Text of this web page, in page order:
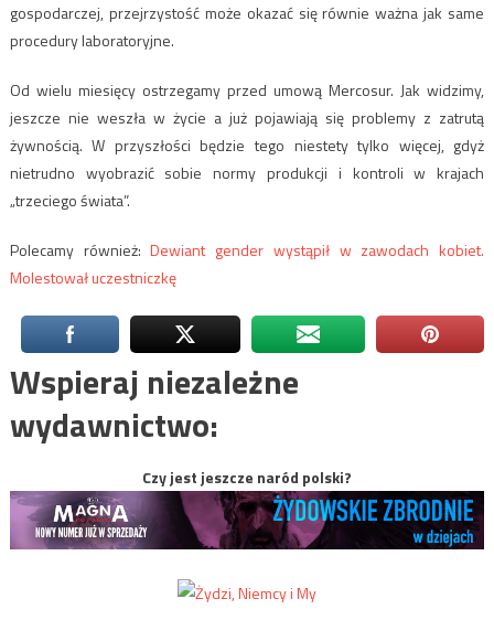
gospodarczej, przejrzystość może okazać się równie ważna jak same
procedury laboratoryjne.
Od wielu miesięcy ostrzegamy przed umową Mercosur. Jak widzimy,
jeszcze nie weszła w życie a już pojawiają się problemy z zatrutą
żywnością. W przyszłości będzie tego niestety tylko więcej, gdyż
nietrudno wyobrazić sobie normy produkcji i kontroli w krajach
„trzeciego świata”.
Polecamy również:Dewiant gender wystąpił w zawodach kobiet.
Molestował uczestniczkę
Wspieraj niezależne
wydawnictwo:
Czy jest jeszcze naród polski?